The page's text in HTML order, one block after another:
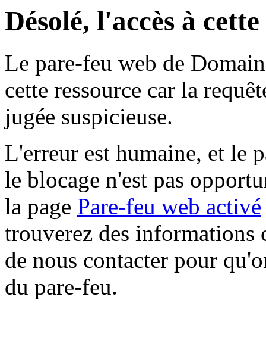
Désolé, l'accès à
Le pare-feu web de
cette ressource car la
jugée suspicieuse.
L'erreur est humaine, et le
le blocage n'est pas
la page Pare-feu web activé
trouverez des informations
de nous contacter pour
du pare-feu.